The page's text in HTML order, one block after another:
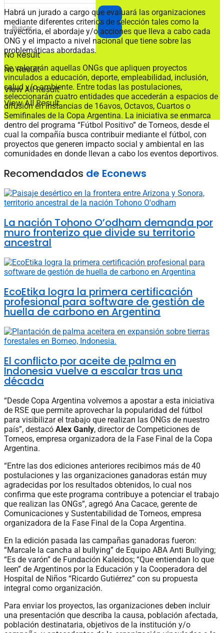
No Result
View All Result
No Result
View All Result
Habrá un jurado a cargo que evaluará las organizaciones
mediante diferentes criterios de selección tales como la
trayectoria, el abordaje y/o acciones que lleva a cabo cada
ONG y el impacto a nivel nacional que tiene sobre las
problemáticas abordadas.
Se valorarán aquellas ONGs que apliquen proyectos
vinculados a educación, deporte, empleabilidad, inclusión,
salud y/o ambiente. Entre todas las postulaciones,
seleccionarán cuatro entidades que accederán a espacios de
difusión en instancias de 16avos, Octavos, Cuartos o
Semifinales de la Copa Argentina. La iniciativa se enmarca
dentro del programa “Fútbol Positivo” de Torneos, desde el
cual la compañía busca contribuir mediante el fútbol, con
proyectos que generen impacto social y ambiental en las
comunidades en donde llevan a cabo los eventos deportivos.
Recomendados de Econews
La nación Tohono O’odham demanda por
muro fronterizo que divide su territorio
ancestral
EcoEtika logra la primera certificación
profesional para software de gestión de
huella de carbono en Argentina
El conflicto por aceite de palma en
Indonesia vuelve a escalar tras una
década
“Desde Copa Argentina volvemos a apostar a esta iniciativa
de RSE que permite aprovechar la popularidad del fútbol
para visibilizar el trabajo que realizan las ONGs de nuestro
país”, destacó Alex Ganly, director de Competiciones de
Torneos, empresa organizadora de la Fase Final de la Copa
Argentina.
“Entre las dos ediciones anteriores recibimos más de 40
postulaciones y las organizaciones ganadoras están muy
agradecidas por los resultados obtenidos, lo cual nos
confirma que este programa contribuye a potenciar el trabajo
que realizan las ONGs”, agregó Ana Cacace, gerente de
Comunicaciones y Sustentabilidad de Torneos, empresa
organizadora de la Fase Final de la Copa Argentina.
En la edición pasada las campañas ganadoras fueron:
“Marcale la cancha al bullying” de Equipo ABA Anti Bullying;
“Es de varón” de Fundación Kaleidos; “Que entiendan lo que
leen” de Argentinos por la Educación y la Cooperadora del
Hospital de Niños “Ricardo Gutiérrez” con su propuesta
integral como organización.
Para enviar los proyectos, las organizaciones deben incluir
una presentación que describa la causa, población afectada,
población destinataria, objetivos de la institución y/o